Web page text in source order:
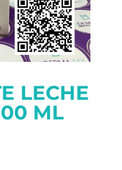
LECHE
ML